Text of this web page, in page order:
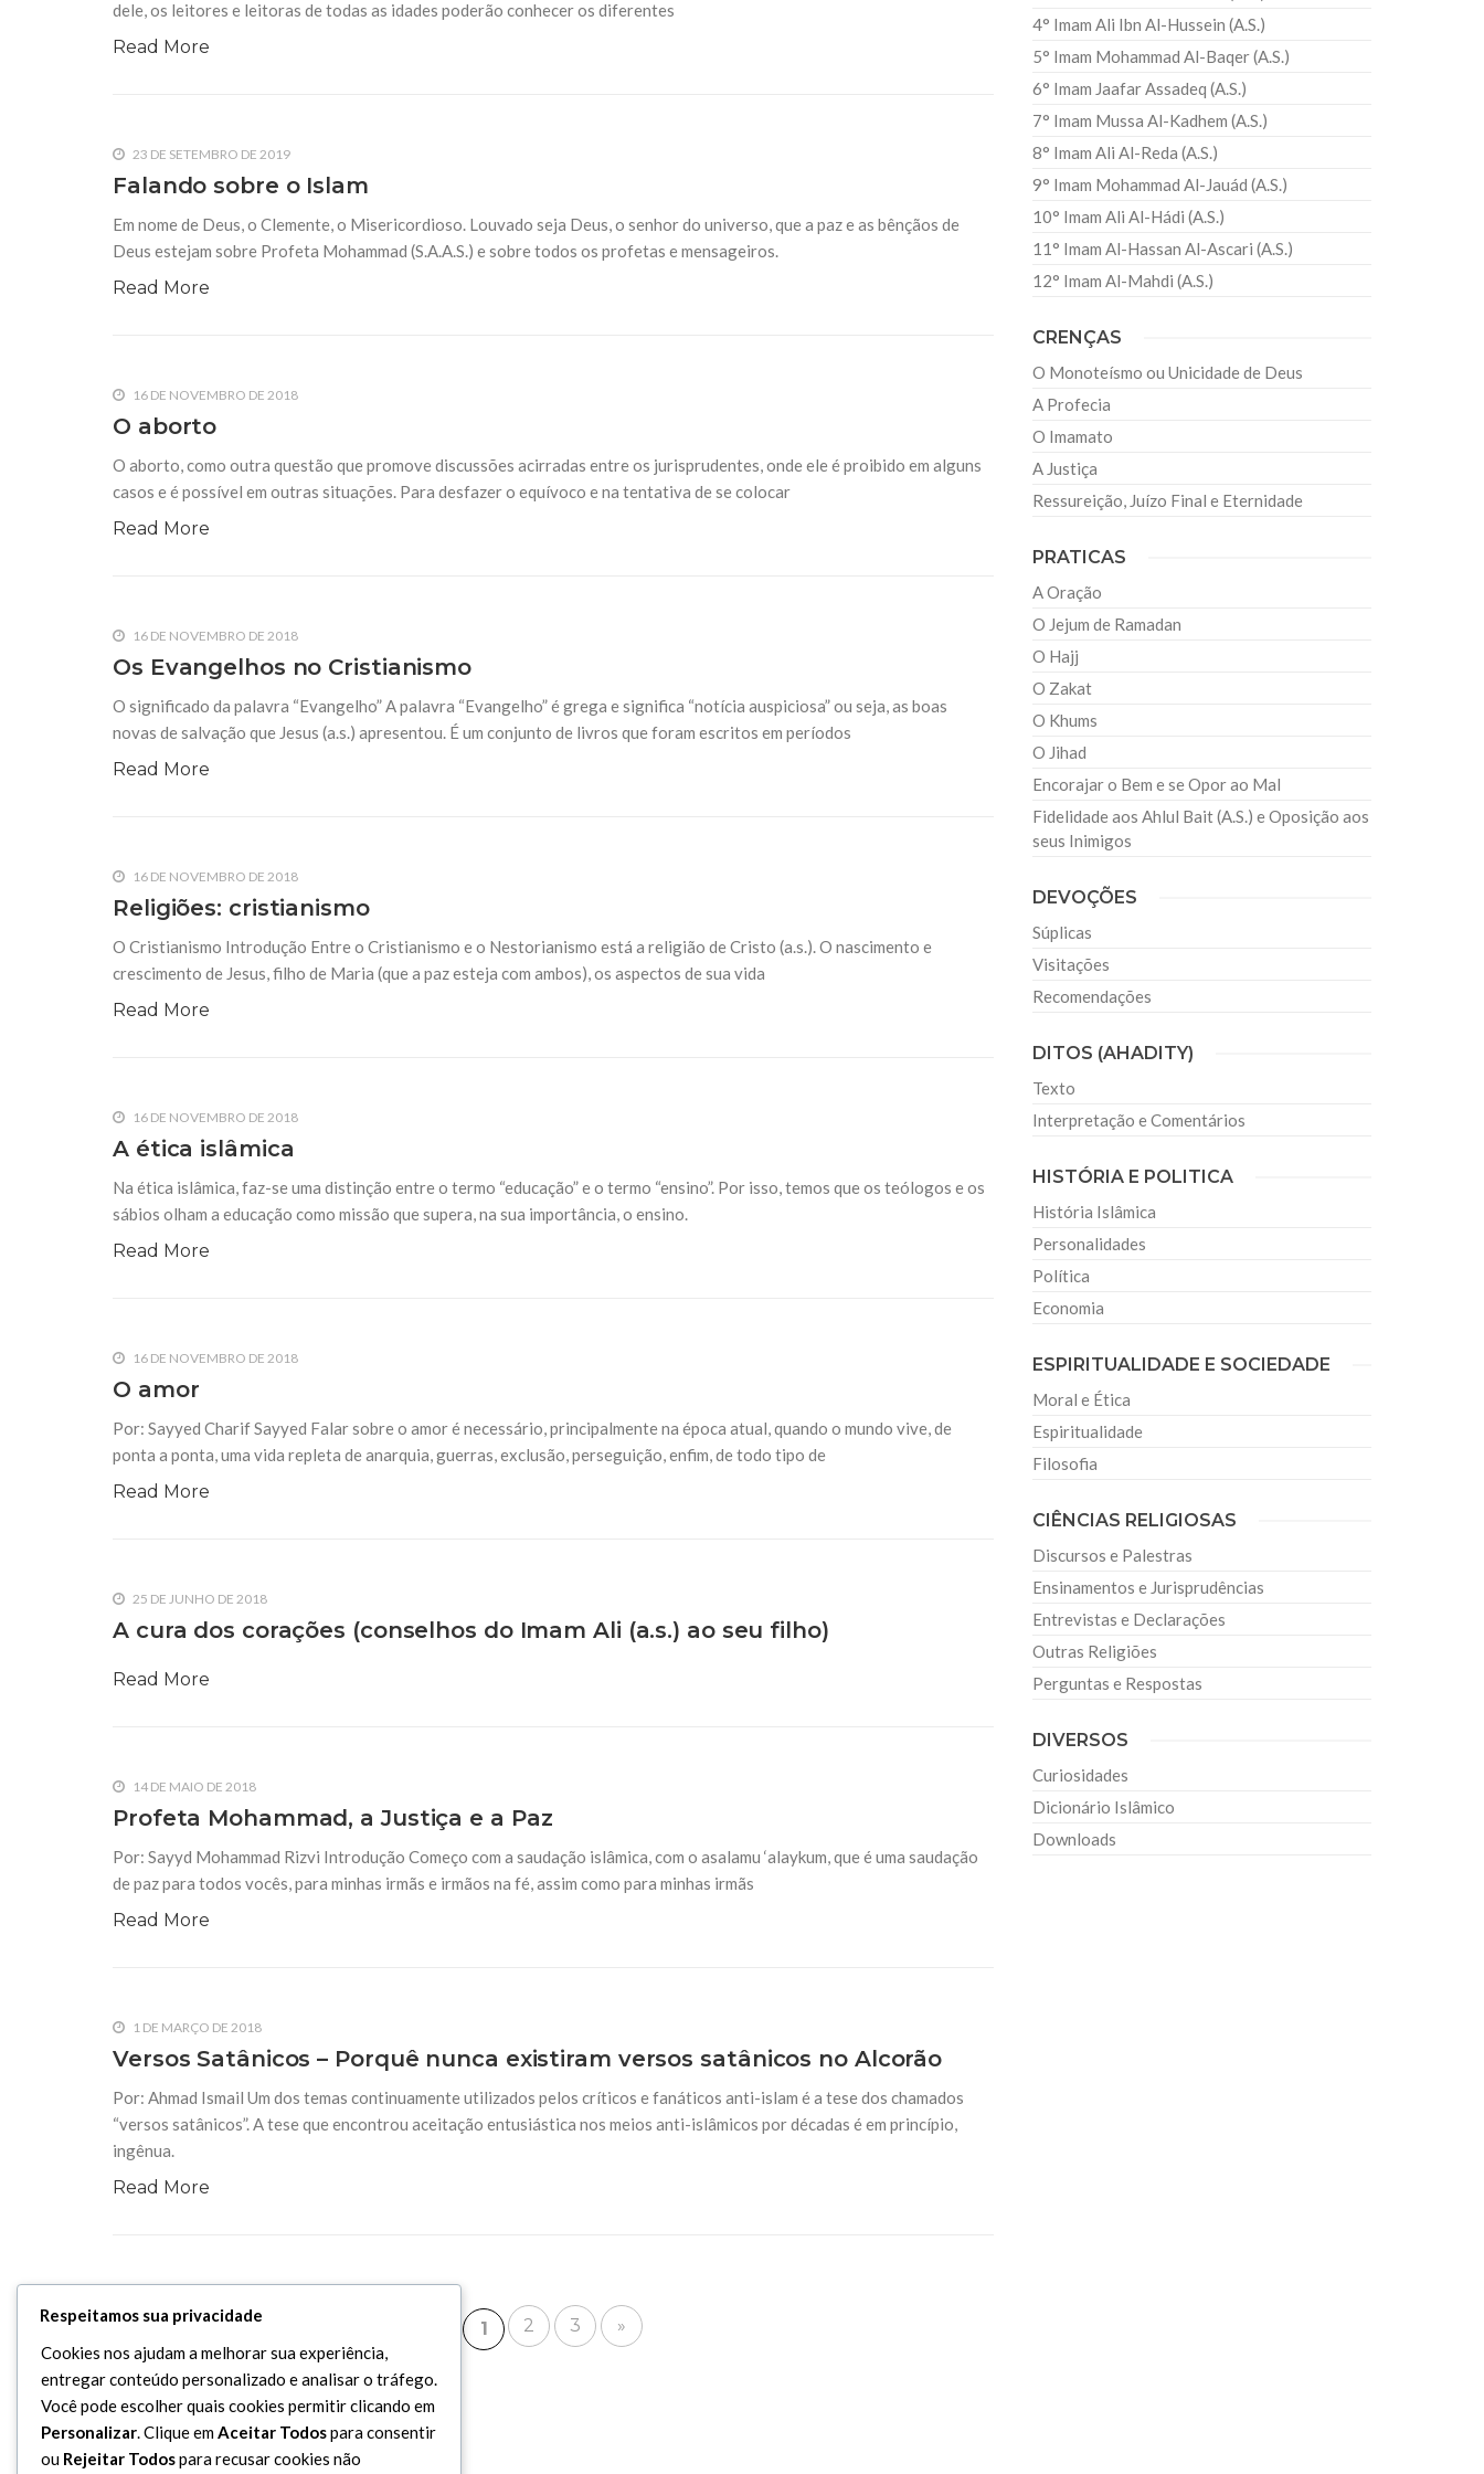
dele, os leitores e leitoras de todas as idades poderão conhecer os diferentes
Read More
23 DE SETEMBRO DE 2019
Falando sobre o Islam
Em nome de Deus, o Clemente, o Misericordioso. Louvado seja Deus, o senhor do universo, que a paz e as bênçãos de
Deus estejam sobre Profeta Mohammad (S.A.A.S.) e sobre todos os profetas e mensageiros.
Read More
16 DE NOVEMBRO DE 2018
O aborto
O aborto, como outra questão que promove discussões acirradas entre os jurisprudentes, onde ele é proibido em alguns
casos e é possível em outras situações. Para desfazer o equívoco e na tentativa de se colocar
Read More
16 DE NOVEMBRO DE 2018
Os Evangelhos no Cristianismo
O significado da palavra “Evangelho” A palavra “Evangelho” é grega e significa “notícia auspiciosa” ou seja, as boas
novas de salvação que Jesus (a.s.) apresentou. É um conjunto de livros que foram escritos em períodos
Read More
16 DE NOVEMBRO DE 2018
Religiões: cristianismo
O Cristianismo Introdução Entre o Cristianismo e o Nestorianismo está a religião de Cristo (a.s.). O nascimento e
crescimento de Jesus, filho de Maria (que a paz esteja com ambos), os aspectos de sua vida
Read More
16 DE NOVEMBRO DE 2018
A ética islâmica
Na ética islâmica, faz-se uma distinção entre o termo “educação” e o termo “ensino”. Por isso, temos que os teólogos e os
sábios olham a educação como missão que supera, na sua importância, o ensino.
Read More
16 DE NOVEMBRO DE 2018
O amor
Por: Sayyed Charif Sayyed Falar sobre o amor é necessário, principalmente na época atual, quando o mundo vive, de
ponta a ponta, uma vida repleta de anarquia, guerras, exclusão, perseguição, enfim, de todo tipo de
Read More
25 DE JUNHO DE 2018
A cura dos corações (conselhos do Imam Ali (a.s.) ao seu filho)
Read More
14 DE MAIO DE 2018
Profeta Mohammad, a Justiça e a Paz
Por: Sayyd Mohammad Rizvi Introdução Começo com a saudação islâmica, com o asalamu ‘alaykum, que é uma saudação
de paz para todos vocês, para minhas irmãs e irmãos na fé, assim como para minhas irmãs
Read More
1 DE MARÇO DE 2018
Versos Satânicos – Porquê nunca existiram versos satânicos no Alcorão
Por: Ahmad Ismail Um dos temas continuamente utilizados pelos críticos e fanáticos anti-islam é a tese dos chamados
“versos satânicos”. A tese que encontrou aceitação entusiástica nos meios anti-islâmicos por décadas é em princípio,
ingênua.
Read More
1 2 3 »
4° Imam Ali Ibn Al-Hussein (A.S.)
5° Imam Mohammad Al-Baqer (A.S.)
6° Imam Jaafar Assadeq (A.S.)
7° Imam Mussa Al-Kadhem (A.S.)
8° Imam Ali Al-Reda (A.S.)
9° Imam Mohammad Al-Jauád (A.S.)
10° Imam Ali Al-Hádi (A.S.)
11° Imam Al-Hassan Al-Ascari (A.S.)
12° Imam Al-Mahdi (A.S.)
CRENÇAS
O Monoteísmo ou Unicidade de Deus
A Profecia
O Imamato
A Justiça
Ressureição, Juízo Final e Eternidade
PRATICAS
A Oração
O Jejum de Ramadan
O Hajj
O Zakat
O Khums
O Jihad
Encorajar o Bem e se Opor ao Mal
Fidelidade aos Ahlul Bait (A.S.) e Oposição aos
seus Inimigos
DEVOÇÕES
Súplicas
Visitações
Recomendações
DITOS (AHADITY)
Texto
Interpretação e Comentários
HISTÓRIA E POLITICA
História Islâmica
Personalidades
Política
Economia
ESPIRITUALIDADE E SOCIEDADE
Moral e Ética
Espiritualidade
Filosofia
CIÊNCIAS RELIGIOSAS
Discursos e Palestras
Ensinamentos e Jurisprudências
Entrevistas e Declarações
Outras Religiões
Perguntas e Respostas
DIVERSOS
Curiosidades
Dicionário Islâmico
Downloads
Respeitamos sua privacidade
Cookies nos ajudam a melhorar sua experiência,
entregar conteúdo personalizado e analisar o tráfego.
Você pode escolher quais cookies permitir clicando em
Personalizar. Clique emAceitar Todospara consentir
ou Rejeitar Todospara recusar cookies não